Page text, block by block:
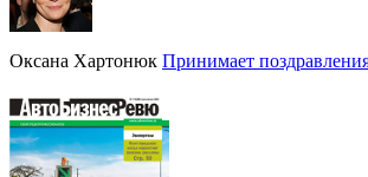
Оксана Хартонюк Принимает